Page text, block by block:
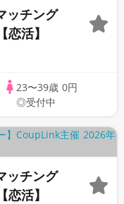
ッチング
活】
23〜39歳 0円
◎受付中
ッチング
活】